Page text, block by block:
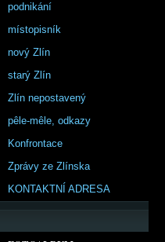
podnikání
místopisník
nový Zlín
starý Zlín
Zlín nepostavený
pêle-mêle, odkazy
Konfrontace
Zprávy ze Zlínska
KONTAKTNÍ ADRESA